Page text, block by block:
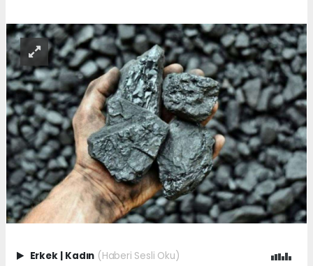
Erkek Kadın (Haberi Sesli Oku)